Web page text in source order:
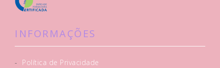
INFORMAÇÕES
-
Política de Privacidade